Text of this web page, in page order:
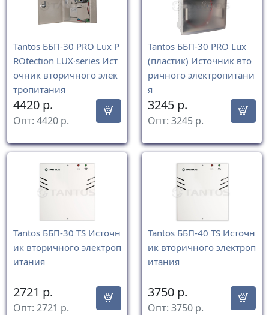
Tantos ББП-30 PRO Lux P
ROtection LUX∙series Ист
очник вторичного элек
тропитания
4420 р.
Опт: 4420 р.
Tantos ББП-30 PRO Lux
(пластик) Источник вто
ричного электропитани
я
3245 р.
Опт: 3245 р.
Tantos ББП-30 TS Источн
ик вторичного электроп
итания
2721 р.
Опт: 2721 р.
Tantos ББП-40 TS Источн
ик вторичного электроп
итания
3750 р.
Опт: 3750 р.